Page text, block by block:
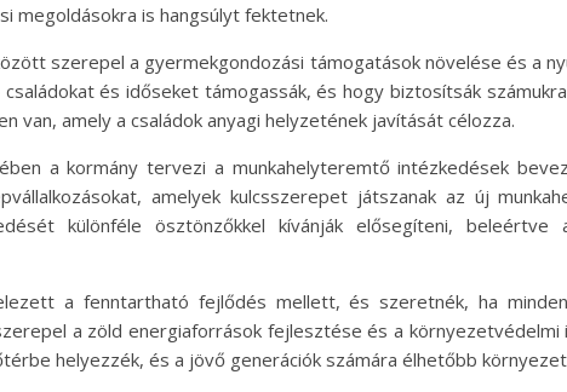
megoldásokra is hangsúlyt fektetnek.
szerepel a gyermekgondozási támogatások növelése és a
és időseket támogassák, és hogy biztosítsák
van, amely a családok anyagi helyzetének javítását célozza.
a kormány tervezi a munkahelyteremtő intézkedések
amelyek kulcsszerepet játszanak az új
különféle ösztönzőkkel kívánják elősegíteni,
a fenntartható fejlődés mellett, és szeretnék, ha
a zöld energiaforrások fejlesztése és a
helyezzék, és a jövő generációk számára élhetőbb